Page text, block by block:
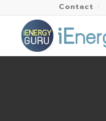
Contact